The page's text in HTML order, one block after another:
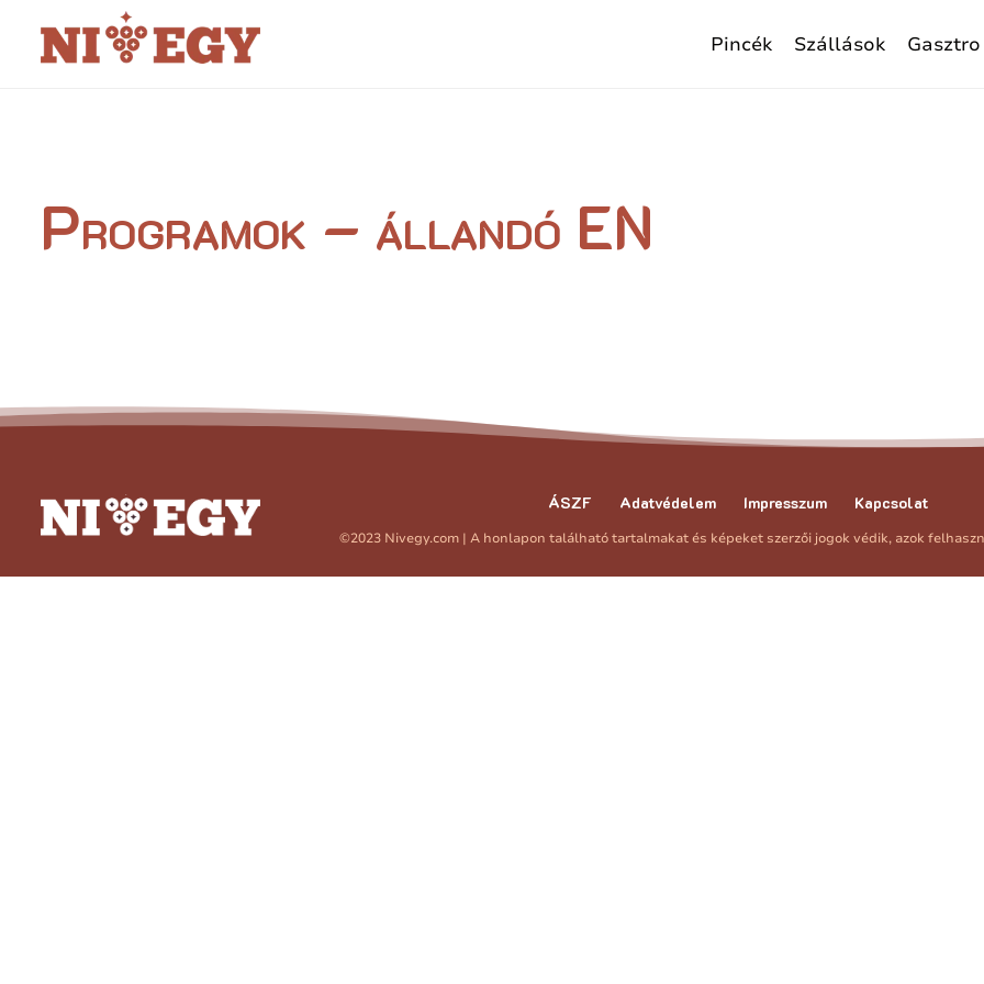
Pincék Szállások Gasztro
Programok – állandó EN
ÁSZF Adatvédelem Impresszum Kapcsolat
©2023 Nivegy.com | A honlapon található tartalmakat és képeket szerzői jogok védik, azok